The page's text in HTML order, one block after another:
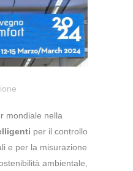
mondiale nella
per il controllo
e per la misurazione
ambientale,